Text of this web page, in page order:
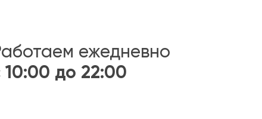
ежедневно
10:00 до 22:00